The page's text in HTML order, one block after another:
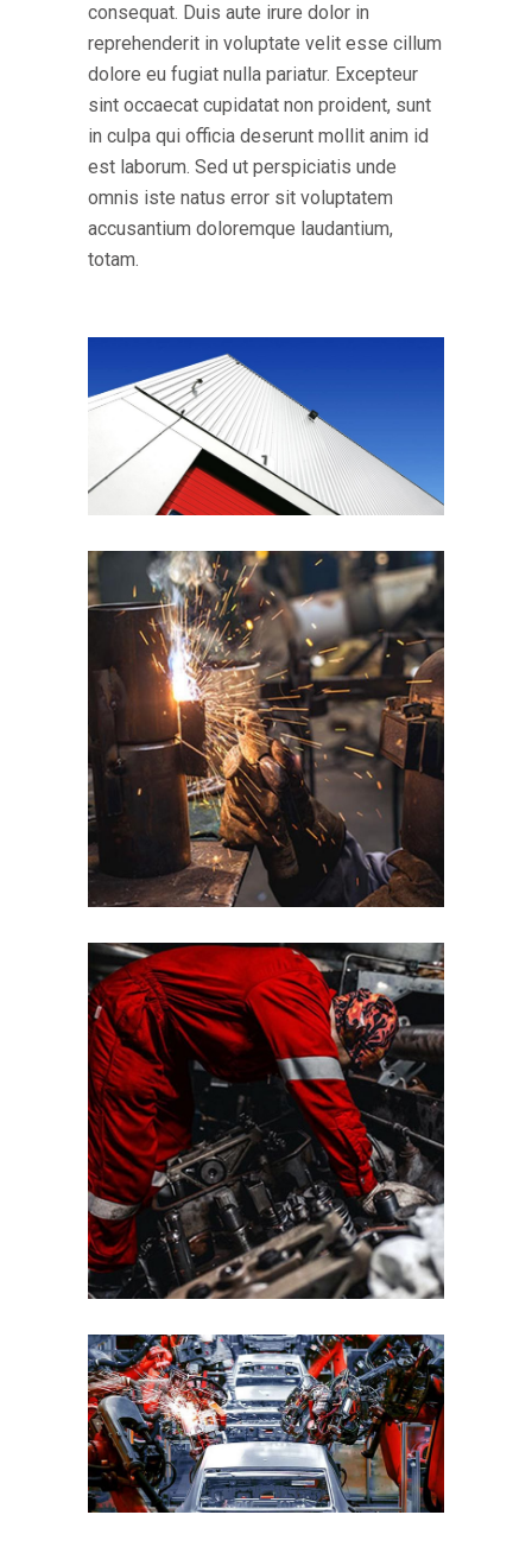
consequat. Duis aute irure dolor in
reprehenderit in voluptate velit esse cillum
dolore eu fugiat nulla pariatur. Excepteur
sint occaecat cupidatat non proident, sunt
in culpa qui officia deserunt mollit anim id
est laborum. Sed ut perspiciatis unde
omnis iste natus error sit voluptatem
accusantium doloremque laudantium,
totam.